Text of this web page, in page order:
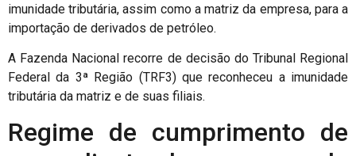
imunidade tributária, assim como a matriz da empresa, para a
importação de derivados de petróleo.
A Fazenda Nacional recorre de decisão do Tribunal Regional
Federal da 3ª Região (TRF3) que reconheceu a imunidade
tributária da matriz e de suas filiais.
Regime de cumprimento de